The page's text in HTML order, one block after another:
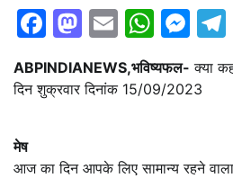
Facebook
Mastodon
Email
ABPINDIANEWS,भविष्यफल- क्या
दिन शुक्रवार दिनांक 15/09/2023
मेष
आज का दिन आपके लिए सामान्य रहने